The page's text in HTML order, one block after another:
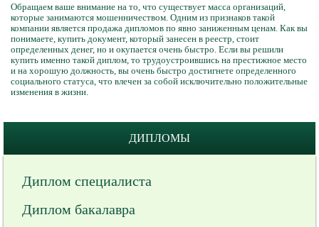
Обращаем ваше внимание на то, что существует масса организаций,
которые занимаются мошенничеством. Одним из признаков такой
компании является продажа дипломов по явно заниженным ценам. Как вы
понимаете, купить документ, который занесен в реестр, стоит
определенных денег, но и окупается очень быстро. Если вы решили
купить именно такой диплом, то трудоустроившись на престижное место
и на хорошую должность, вы очень быстро достигнете определенного
социального статуса, что влечен за собой исключительно положительные
изменения в жизни.
ДИПЛОМЫ
Диплом специалиста
Диплом бакалавра